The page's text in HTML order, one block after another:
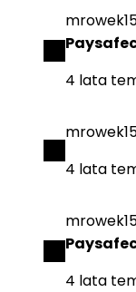
4 lata
4 lata
4 lata